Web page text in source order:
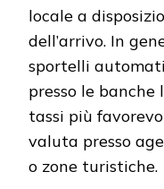
locale a
dell’arrivo. In
sportelli
presso le
tassi più
valuta presso
o zone turistiche.